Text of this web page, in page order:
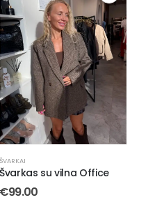
ŠVARKAI
Švarkas Aura Mint
€79.00